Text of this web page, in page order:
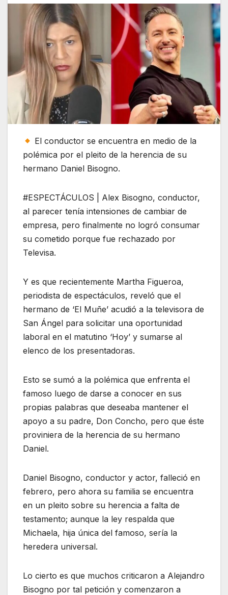
El conductor se encuentra en medio de la
polémica por el pleito de la herencia de su
hermano Daniel Bisogno.
#ESPECTÁCULOS | Alex Bisogno, conductor,
al parecer tenía intensiones de cambiar de
empresa, pero finalmente no logró consumar
su cometido porque fue rechazado por
Televisa.
Y es que recientemente Martha Figueroa,
periodista de espectáculos, reveló que el
hermano de ‘El Muñe’ acudió a la televisora de
San Ángel para solicitar una oportunidad
laboral en el matutino ‘Hoy’ y sumarse al
elenco de los presentadoras.
Esto se sumó a la polémica que enfrenta el
famoso luego de darse a conocer en sus
propias palabras que deseaba mantener el
apoyo a su padre, Don Concho, pero que éste
proviniera de la herencia de su hermano
Daniel.
Daniel Bisogno, conductor y actor, falleció en
febrero, pero ahora su familia se encuentra
en un pleito sobre su herencia a falta de
testamento; aunque la ley respalda que
Michaela, hija única del famoso, sería la
heredera universal.
Lo cierto es que muchos criticaron a Alejandro
Bisogno por tal petición y comenzaron a